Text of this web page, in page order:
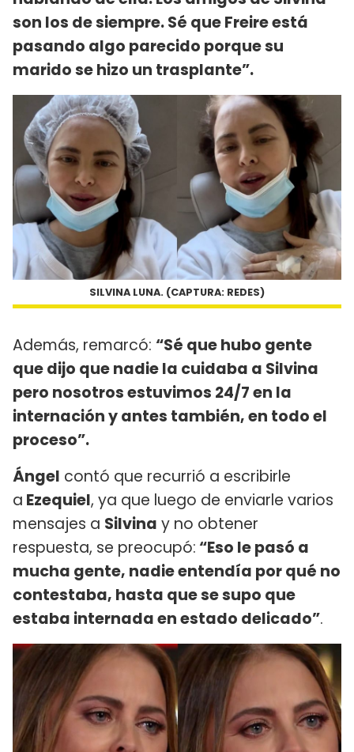
son los de siempre. Sé que Freire está
pasando algo parecido porque su
marido se hizo un trasplante”.
SILVINA LUNA. (CAPTURA: REDES)
Además, remarcó: “Sé que hubo gente
que dijo que nadie la cuidaba a Silvina
pero nosotros estuvimos 24/7 en la
internación y antes también, en todo el
proceso”.
Ángel contó que recurrió a escribirle
a Ezequiel, ya que luego de enviarle varios
mensajes a Silvina y no obtener
respuesta, se preocupó: “Eso le pasó a
mucha gente, nadie entendía por qué no
contestaba, hasta que se supo que
estaba internada en estado delicado”.